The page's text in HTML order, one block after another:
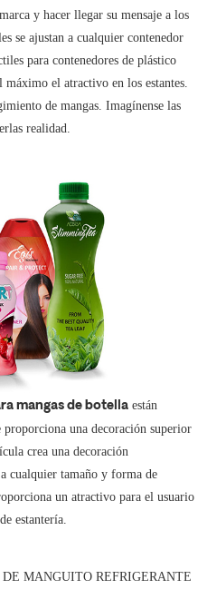
y hacer llegar su mensaje a los
se ajustan a cualquier contenedor
para contenedores de plástico
máximo el atractivo en los estantes.
de mangas. Imagínense las
realidad.
mangas de botella están
una decoración superior
crea una decoración
cualquier tamaño y forma de
un atractivo para el usuario
estantería.
MANGUITO REFRIGERANTE